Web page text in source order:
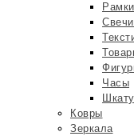
Часы
Ковры
Зеркала